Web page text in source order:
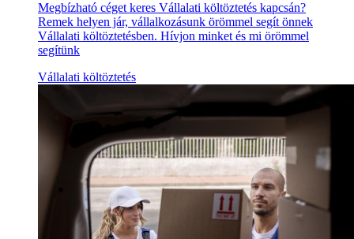
Megbízható céget keres Vállalati költöztetés kapcsán?
Remek helyen jár, vállalkozásunk örömmel segít önnek
Vállalati költöztetésben. Hívjon minket és mi örömmel
segítünk
Vállalati költöztetés